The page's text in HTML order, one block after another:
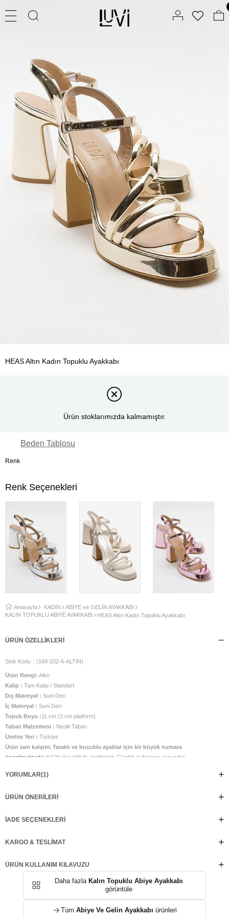
HEAS Altın Kadın Topuklu Ayakkabı
Ürün stoklarımızda kalmamıştır.
Beden Tablosu
Renk
Renk Seçenekleri
Anasayfa KADIN
ABİYE ve GELİN AYAKKABI
KALIN TOPUKLU ABİYE AYAKKABI
HEAS Altın Kadın Topuklu Ayakkabı
ÜRÜN ÖZELLIKLERI
Stok Kodu (168-202-6-ALTIN)
Ürün Rengi: Altın
Kalıp : Tam Kalıp / Standart
Dış Materyal : Suni Deri
İç Materyal : Suni Deri
Topuk Boyu :11 cm (3 cm platform)
Taban Malzemesi : Neolit Taban
Üretim Yeri : Türkiye
Ürün tam kalıptır. Taraklı ve buçuklu ayaklar için bir büyük numara
önerilmektedir %100 el işçiliği ile üretilmiştir. Günlük kullanıma uygundur.
YORUMLAR(1)
ÜRÜN ÖNERILERI
İADE SEÇENEKLERI
KARGO & TESLIMAT
ÜRÜN KULLANIM KILAVUZU
Daha fazla Kalın Topuklu Abiye Ayakkabı
görüntüle
TümAbiye Ve Gelin Ayakkabı ürünleri